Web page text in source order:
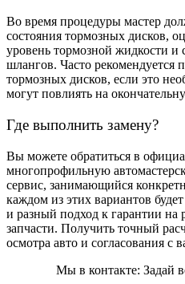
Во время процедуры мастер
состояния тормозных дисков,
уровень тормозной жидкости и
шлангов. Часто рекомендуется
тормозных дисков, если это
могут повлиять на
Где выполнить замену?
Вы можете обратиться в
многопрофильную
сервис, занимающийся
каждом из этих вариантов
и разный подход к гарантии на
запчасти. Получить точный
осмотра авто и согласования с
Мы в контакте: Задай